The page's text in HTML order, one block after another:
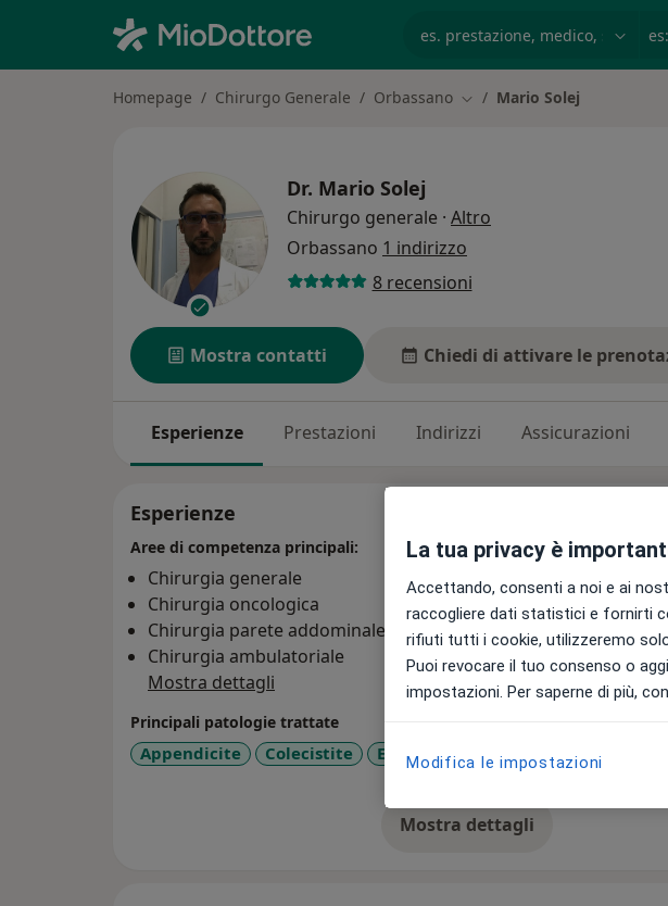
Homepage Chirurgo Generale Orbassano Cambia città
Mario Solej
Dr. Mario Solej
Chirurgo generale · Altro
Orbassano 1 indirizzo
8 recensioni
Mostra contatti Chiedi di attivare le
Esperienze Prestazioni Indirizzi Assicurazioni
Esperienze
Aree di competenza principali:
Chirurgia generale
Chirurgia oncologica
Chirurgia parete addominale
Chirurgia ambulatoriale
Mostra dettagli
Principali patologie trattate
Appendicite Colecistite Ernia Diverticolosi Ernia
Mostra dettagli
sull'esperienza
La tua privacy è
Accettando, consenti a noi e ai
raccogliere dati statistici e fornirti
rifiuti tutti i cookie, utilizzeremo
Puoi revocare il tuo consenso o
impostazioni. Per saperne di più,
Modifica le impostazioni